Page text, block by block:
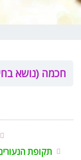
חכמה (נושא
תקופת